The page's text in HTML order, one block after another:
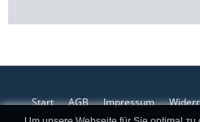
Start AGB Impressum